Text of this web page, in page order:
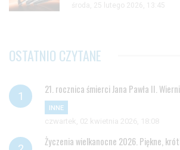
środa, 25 lutego 2026, 13:45
OSTATNIO CZYTANE
21. rocznica śmierci Jana Pawła II.
INNE
czwartek, 02 kwietnia 2026, 18:08
Życzenia wielkanocne 2026. Piękne,